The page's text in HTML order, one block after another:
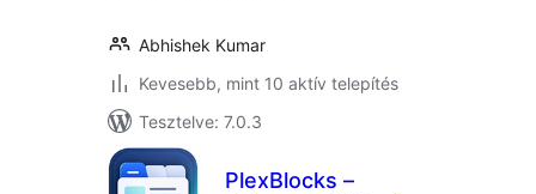
Abhishek Kumar
Kevesebb, mint 10 aktív telepítés
Tesztelve: 7.0.3
PlexBlocks –